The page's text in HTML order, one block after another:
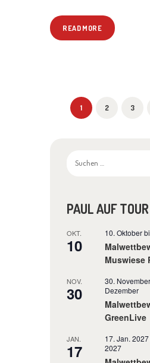
READ MORE
BEITRÄGE
PAGE
1 PAGE
2 PAGE
3
nach:
OKT.
10
10. Oktober
Muswiese
NOV.
30
30. November
Dezember
GreenLive
JAN.
17
17. Jan. 2027
2027